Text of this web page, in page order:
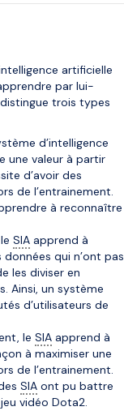
artificielle
par lui-
trois types
d’intelligence
une valeur à partir
d’avoir des
de l’entrainement.
à reconnaître
SIA apprend à
qui n’ont pas
les diviser en
Ainsi, un système
d’utilisateurs de
le SIA apprend à
à maximiser une
de l’entrainement.
SIA ont pu battre
vidéo Dota2.